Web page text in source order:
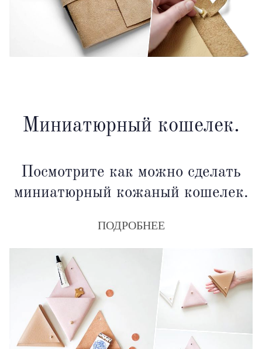
Миниатюрный кошелек.
Посмотрите как можно сделать
миниатюрный кожаный кошелек.
ПОДРОБНЕЕ